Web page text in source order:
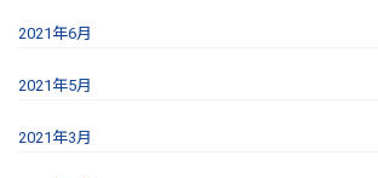
2021年6月
2021年5月
2021年3月